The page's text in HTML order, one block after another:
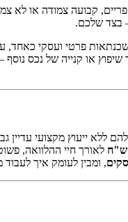
קבועה צמודה או לא
בצד שלכם.
פרטי ועסקי כאחד,
או קנייה של נכס נוסף
ייעוץ מקצועי עדיין
לאורך חיי ההלוואה,
, ומבין לעומק איך לעבוד